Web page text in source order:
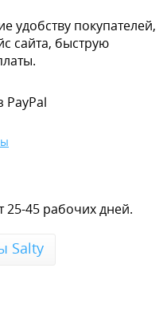
удобству покупателей,
сайта, быструю
PayPal
25-45 рабочих дней.
Salty